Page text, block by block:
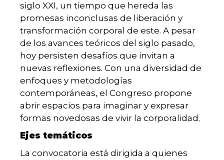
siglo XXI, un tiempo que hereda las
promesas inconclusas de liberación y
transformación corporal de este. A pesar
de los avances teóricos del siglo pasado,
hoy persisten desafíos que invitan a
nuevas reflexiones. Con una diversidad de
enfoques y metodologías
contemporáneas, el Congreso propone
abrir espacios para imaginar y expresar
formas novedosas de vivir la corporalidad.
Ejes temáticos
La convocatoria está dirigida a quienes